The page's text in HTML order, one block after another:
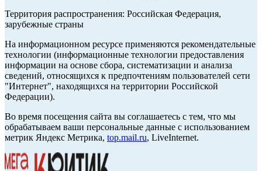
Территория распространения: Российская Федерация,
зарубежные страны
На информационном ресурсе применяются рекомендательные
технологии (информационные технологии предоставления
информации на основе сбора, систематизации и анализа
сведений, относящихся к предпочтениям пользователей сети
"Интернет", находящихся на территории Российской
Федерации).
Во время посещения сайта вы соглашаетесь с тем, что мы
обрабатываем ваши персональные данные с использованием
метрик Яндекс Метрика, top.mail.ru, LiveInternet.